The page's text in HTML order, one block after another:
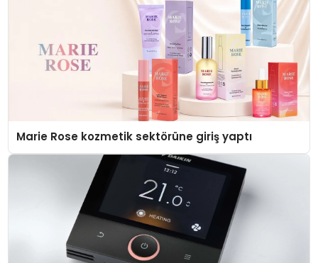
Marie Rose kozmetik sektörüne giriş yaptı